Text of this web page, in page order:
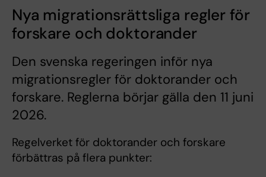
Nya migrationsrättsliga regler för
forskare och doktorander
Den svenska regeringen inför nya
migrationsregler för doktorander och
forskare. Reglerna börjar gälla den 11 juni
2026.
Regelverket för doktorander och forskare
förbättras på flera punkter: